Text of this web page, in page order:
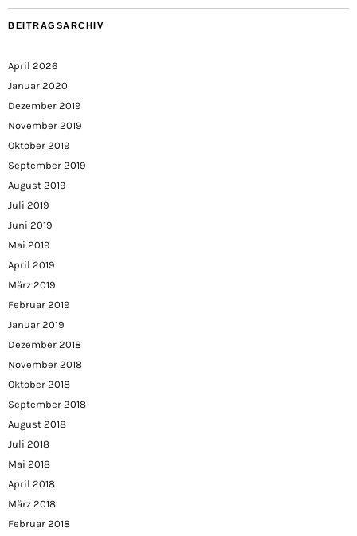
BEITRAGSARCHIV
April 2026
Januar 2020
Dezember 2019
November 2019
Oktober 2019
September 2019
August 2019
Juli 2019
Juni 2019
Mai 2019
April 2019
März 2019
Februar 2019
Januar 2019
Dezember 2018
November 2018
Oktober 2018
September 2018
August 2018
Juli 2018
Mai 2018
April 2018
März 2018
Februar 2018